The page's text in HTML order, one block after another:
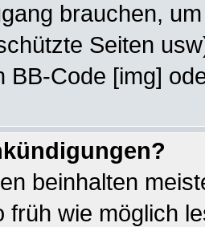
brauchen,
Seiten
BB-Code [img]
beinhalten
früh wie möglich